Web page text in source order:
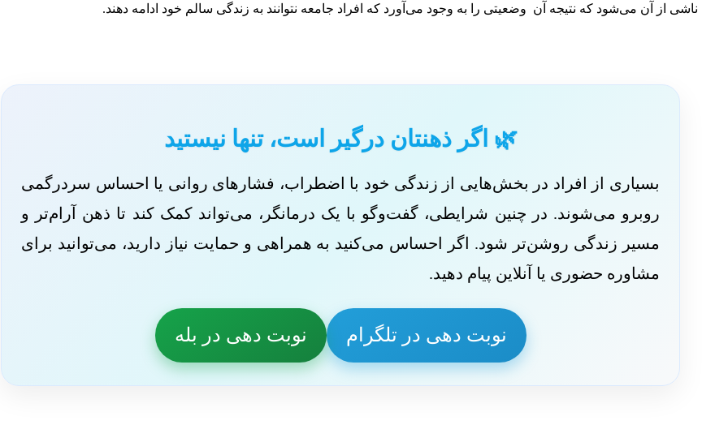
ناشی از آن می‌شود که نتیجه آن وضعیتی را به وجود می‌آورد که افراد جامعه نتوانند به زندگی سالم خود ادامه دهند.
🌿 اگر ذهنتان درگیر است، تنها نیستید
بسیاری از افراد در بخش‌هایی از زندگی خود با اضطراب، فشارهای روانی یا احساس سردرگمی
روبرو می‌شوند. در چنین شرایطی، گفت‌وگو با یک درمانگر، می‌تواند کمک کند تا ذهن آرام‌تر و
مسیر زندگی روشن‌تر شود. اگر احساس می‌کنید به همراهی و حمایت نیاز دارید، می‌توانید برای
مشاوره حضوری یا آنلاین پیام دهید.
نوبت دهی در تلگرام نوبت دهی در بله